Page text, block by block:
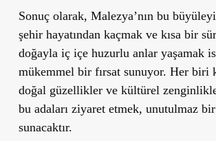
Sonuç olarak, Malezya’nın bu
şehir hayatından kaçmak ve kısa bir
doğayla iç içe huzurlu anlar yaşamak
mükemmel bir fırsat sunuyor. Her biri
doğal güzellikler ve kültürel
bu adaları ziyaret etmek, unutulmaz
sunacaktır.